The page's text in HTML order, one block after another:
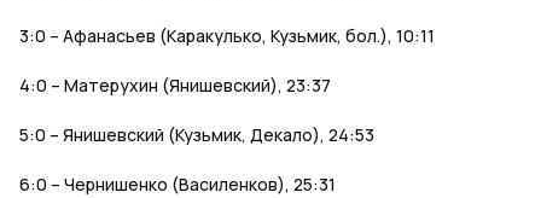
3:0 – Афанасьев (Каракулько, Кузьмик, бол.), 10:11
4:0 – Матерухин (Янишевский), 23:37
5:0 – Янишевский (Кузьмик, Декало), 24:53
6:0 – Чернишенко (Василенков), 25:31